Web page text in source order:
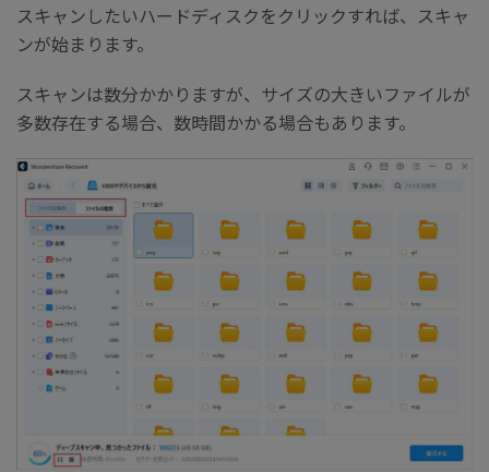
スキャンしたいハードディスクをクリックすれば、スキャ
ンが始まります。
スキャンは数分かかりますが、サイズの大きいファイルが
多数存在する場合、数時間かかる場合もあります。